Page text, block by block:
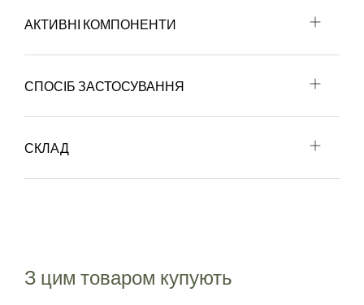
АКТИВНІ КОМПОНЕНТИ
СПОСІБ ЗАСТОСУВАННЯ
СКЛАД
З цим товаром купують